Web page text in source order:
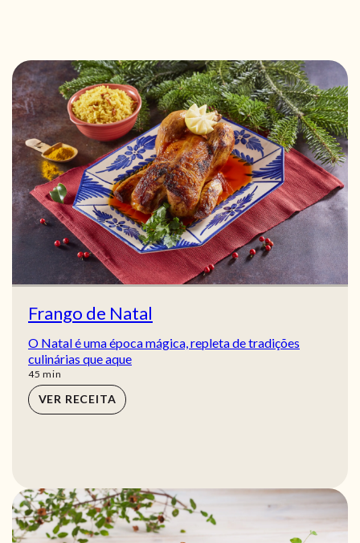
Frango de Natal
O Natal é uma época mágica, repleta de tradições
culinárias que aque
45 min
min
VER RECEITA